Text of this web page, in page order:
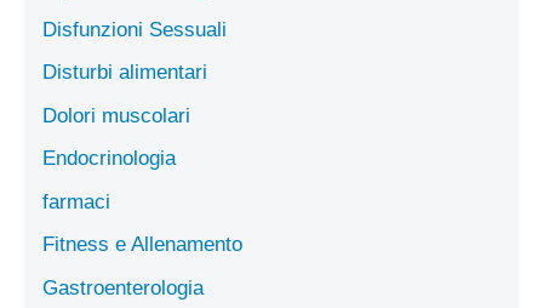
Disfunzioni Sessuali
Disturbi alimentari
Dolori muscolari
Endocrinologia
farmaci
Fitness e Allenamento
Gastroenterologia